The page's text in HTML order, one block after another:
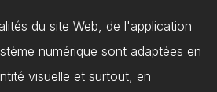
du site Web, de l'application
numérique sont adaptées en
visuelle et surtout, en